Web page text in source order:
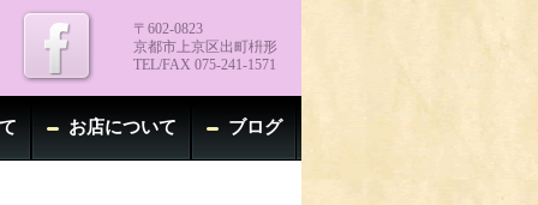
〒602-0823
京都市上京区出町枡形
TEL/FAX 075-241-1571
お店について ブログ